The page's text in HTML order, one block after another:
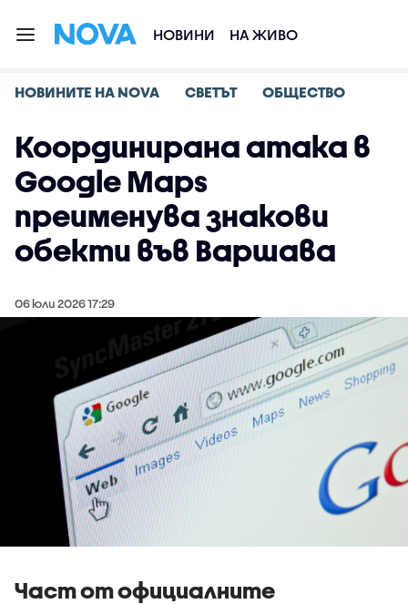
НОВИНИ НА ЖИВО
НОВИНИТЕ НА NOVA СВЕТЪТ ОБЩЕСТВО
Координирана атака в
Google Maps
преименува знакови
обекти във Варшава
06 юли 2026 17:29
Част от официалните